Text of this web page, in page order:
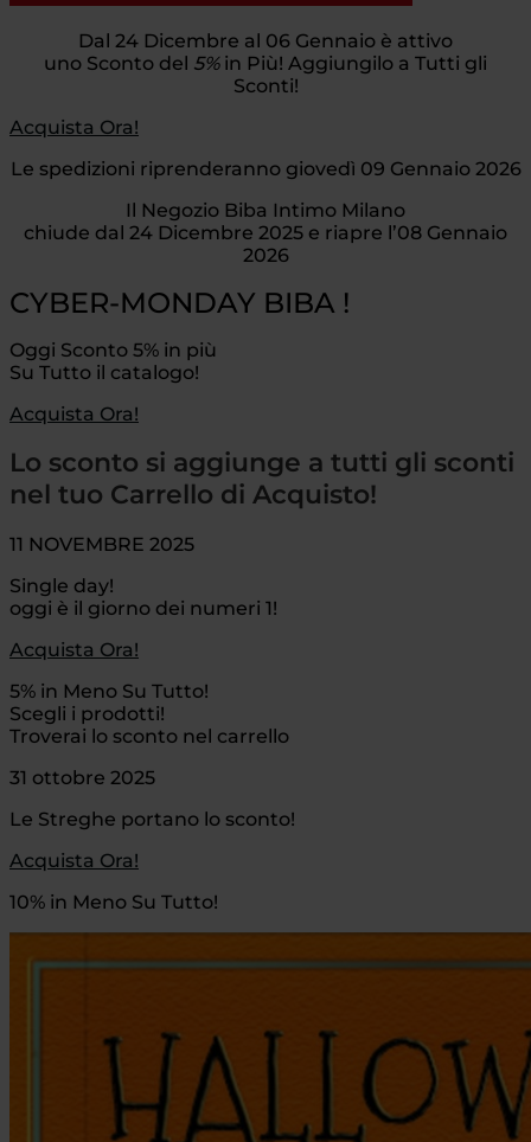
Dal 24 Dicembre al 06 Gennaio è attivo
uno Sconto del 5%in Più! Aggiungilo a Tutti gli
Sconti!
Acquista Ora!
Le spedizioni riprenderanno giovedì 09 Gennaio 2026
Il Negozio Biba Intimo Milano
chiude dal 24 Dicembre 2025 e riapre l’08 Gennaio
2026
CYBER-MONDAY BIBA !
Oggi Sconto 5% in più
Su Tutto il catalogo!
Acquista Ora!
Lo sconto si aggiunge a tutti gli sconti
nel tuo Carrello di Acquisto!
11 NOVEMBRE 2025
Single day!
oggi è il giorno dei numeri 1!
Acquista Ora!
5% in Meno Su Tutto!
Scegli i prodotti!
Troverai lo sconto nel carrello
31 ottobre 2025
Le Streghe portano lo sconto!
Acquista Ora!
10% in Meno Su Tutto!